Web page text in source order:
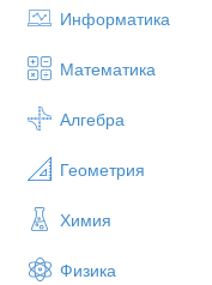
Информатика
Математика
Алгебра
Геометрия
Химия
Физика